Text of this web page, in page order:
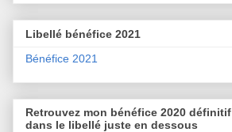
Libellé bénéfice 2021
Bénéfice 2021
Retrouvez mon bénéfice 2020 définitif
dans le libellé juste en dessous